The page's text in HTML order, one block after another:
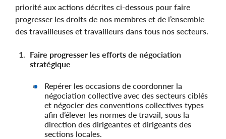
priorité aux actions décrites ci-dessous pour faire
progresser les droits de nos membres et de l’ensemble
des travailleuses et travailleurs dans tous nos secteurs.
Faire progresser les efforts de négociation
stratégique
Repérer les occasions de coordonner la
négociation collective avec des secteurs ciblés
et négocier des conventions collectives types
afin d’élever les normes de travail, sous la
direction des dirigeantes et dirigeants des
sections locales.